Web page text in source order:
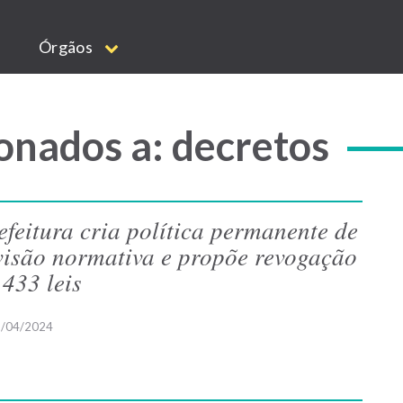
Órgãos
a: decretos
cria política permanente de
normativa e propõe revogação
leis
04/2024